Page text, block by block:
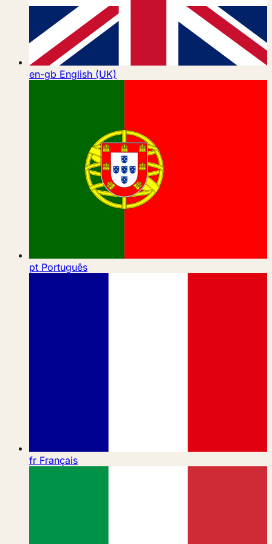
en-gb English (UK)
pt Português
fr Français